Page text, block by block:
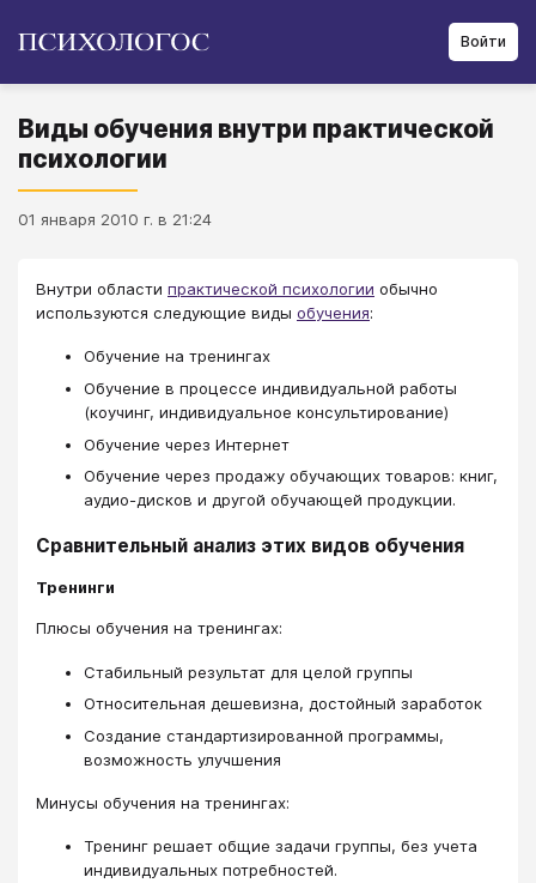
Войти
Виды обучения внутри практической
психологии
01 января 2010 г. в 21:24
Внутри области практической психологии обычно
используются следующие виды обучения:
Обучение на тренингах
Обучение в процессе индивидуальной работы
(коучинг, индивидуальное консультирование)
Обучение через Интернет
Обучение через продажу обучающих товаров: книг,
аудио-дисков и другой обучающей продукции.
Сравнительный анализ этих видов обучения
Тренинги
Плюсы обучения на тренингах:
Стабильный результат для целой группы
Относительная дешевизна, достойный заработок
Создание стандартизированной программы,
возможность улучшения
Минусы обучения на тренингах:
Тренинг решает общие задачи группы, без учета
индивидуальных потребностей.